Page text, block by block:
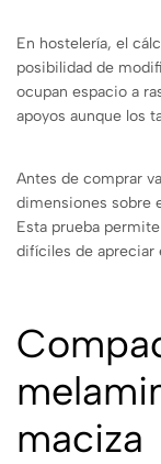
En hostelería, el
posibilidad de
ocupan espacio a
apoyos aunque los
Antes de comprar
dimensiones sobre
Esta prueba
difíciles de apreciar
maciza